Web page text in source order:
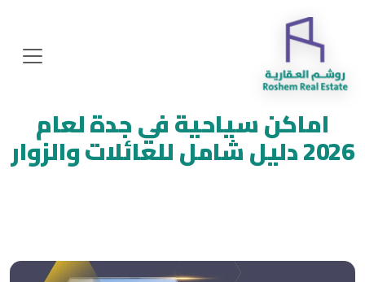
اماكن سياحية في جدة لعام
2026 دليل شامل للعائلات والزوار